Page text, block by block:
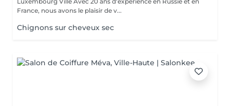
France, nous avons le plaisir de v...
Chignons sur cheveux sec